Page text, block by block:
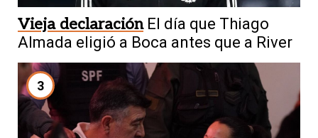
Vieja declaración El día que Thiago
Almada eligió a Boca antes que a River
3